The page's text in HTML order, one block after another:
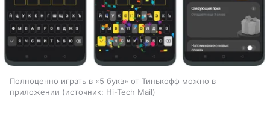
Полноценно играть в «5 букв» от Тинькофф можно в
приложении
источник: Hi-Tech Mail